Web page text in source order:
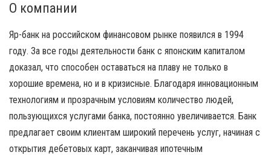
О компании
Яр-банк на российском финансовом рынке появился в 1994
году. За все годы деятельности банк с японским капиталом
доказал, что способен оставаться на плаву не только в
хорошие времена, но и в кризисные. Благодаря инновационным
технологиям и прозрачным условиям количество людей,
пользующихся услугами банка, постоянно увеличивается. Банк
предлагает своим клиентам широкий перечень услуг, начиная с
открытия дебетовых карт, заканчивая ипотечным